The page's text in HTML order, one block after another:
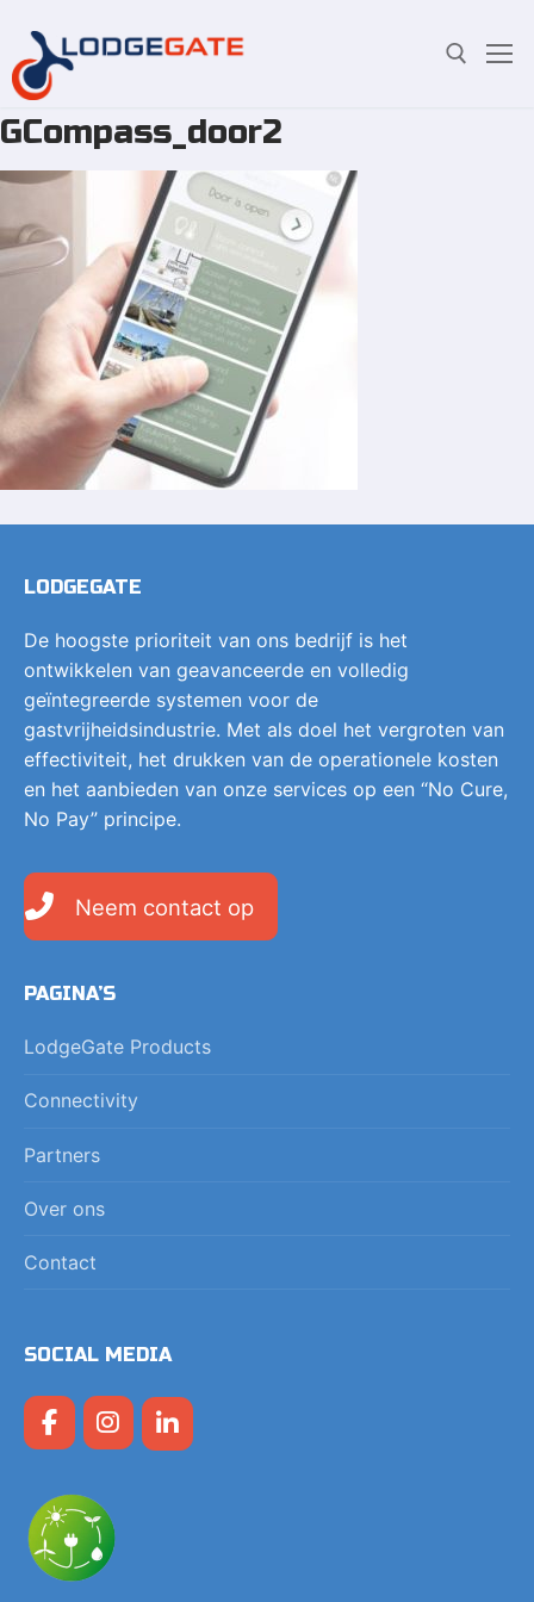
Overslaan
inhoud
GCompass_door2
LODGEGATE
De hoogste prioriteit van ons bedrijf is het
ontwikkelen van geavanceerde en volledig
geïntegreerde systemen voor de
gastvrijheidsindustrie. Met als doel het vergroten van
effectiviteit, het drukken van de operationele kosten
en het aanbieden van onze services op een “No Cure,
No Pay” principe.
Neem contact op
PAGINA’S
LodgeGate Products
Connectivity
Partners
Over ons
Contact
SOCIAL MEDIA